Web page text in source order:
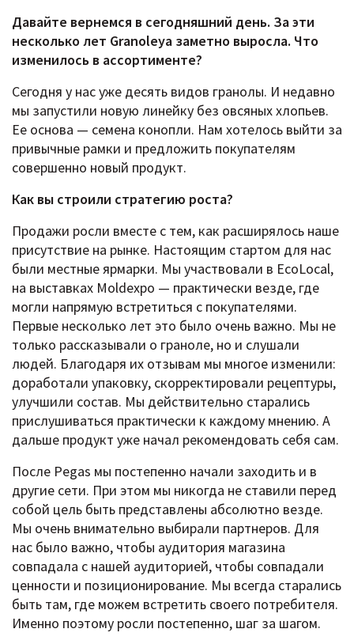
Давайте вернемся в сегодняшний день. За эти
несколько лет Granoleya заметно выросла. Что
изменилось в ассортименте?
Сегодня у нас уже десять видов гранолы. И недавно
мы запустили новую линейку без овсяных хлопьев.
Ее основа — семена конопли. Нам хотелось выйти за
привычные рамки и предложить покупателям
совершенно новый продукт.
Как вы строили стратегию роста?
Продажи росли вместе с тем, как расширялось наше
присутствие на рынке. Настоящим стартом для нас
были местные ярмарки. Мы участвовали в EcoLocal,
на выставках Moldexpo — практически везде, где
могли напрямую встретиться с покупателями.
Первые несколько лет это было очень важно. Мы не
только рассказывали о граноле, но и слушали
людей. Благодаря их отзывам мы многое изменили:
доработали упаковку, скорректировали рецептуры,
улучшили состав. Мы действительно старались
прислушиваться практически к каждому мнению. А
дальше продукт уже начал рекомендовать себя сам.
После Pegas мы постепенно начали заходить и в
другие сети. При этом мы никогда не ставили перед
собой цель быть представлены абсолютно везде.
Мы очень внимательно выбирали партнеров. Для
нас было важно, чтобы аудитория магазина
совпадала с нашей аудиторией, чтобы совпадали
ценности и позиционирование. Мы всегда старались
быть там, где можем встретить своего потребителя.
Именно поэтому росли постепенно, шаг за шагом.